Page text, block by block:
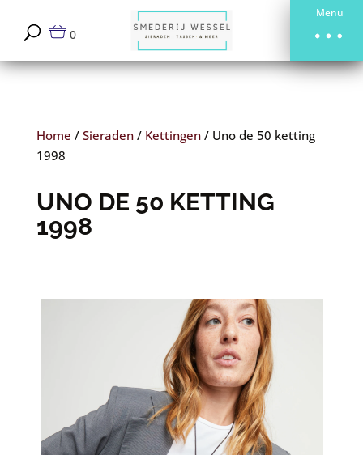
Menu
0
Home / Sieraden/ Kettingen/ Uno de 50 ketting
1998
UNO DE 50 KETTING
1998